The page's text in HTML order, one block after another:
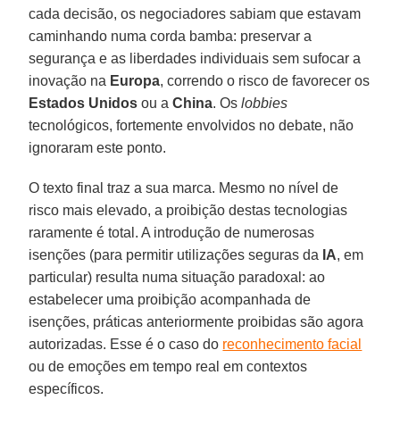
cada decisão, os negociadores sabiam que estavam
caminhando numa corda bamba: preservar a
segurança e as liberdades individuais sem sufocar a
inovação na Europa, correndo o risco de favorecer os
Estados Unidos ou aChina. Oslobbies
tecnológicos, fortemente envolvidos no debate, não
ignoraram este ponto.
O texto final traz a sua marca. Mesmo no nível de
risco mais elevado, a proibição destas tecnologias
raramente é total. A introdução de numerosas
isenções (para permitir utilizações seguras da IA, em
particular) resulta numa situação paradoxal: ao
estabelecer uma proibição acompanhada de
isenções, práticas anteriormente proibidas são agora
autorizadas. Esse é o caso do reconhecimento facial
ou de emoções em tempo real em contextos
específicos.